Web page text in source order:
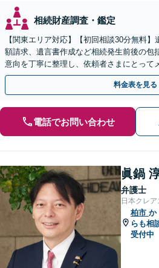
相続財産調査・鑑定
【関東エリア対応】【初回相談30分無料
額請求、遺言書作成など相続発生前後の包
意向を丁寧に整理し、依頼者さまにとって
きるよう尽力します【休日・夜間相談対応
料金表を見る
電話でお問い合わせ
眞鍋
弁護士
日本クレ
柏市 か
らも相
受付中